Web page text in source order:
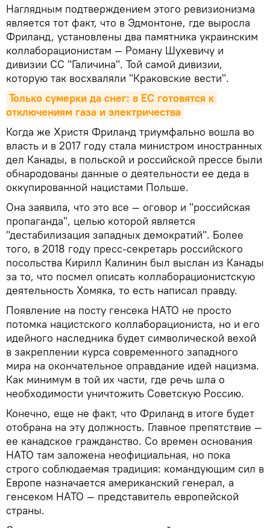
Наглядным подтверждением этого ревизионизма
является тот факт, что в Эдмонтоне, где выросла
Фриланд, установлены два памятника украинским
коллаборационистам — Роману Шухевичу и
дивизии СС "Галичина". Той самой дивизии,
которую так восхваляли "Краковские вести".
Только сумерки да снег: в ЕС готовятся к
отключениям газа и электричества
Когда же Христя Фриланд триумфально вошла во
власть и в 2017 году стала министром иностранных
дел Канады, в польской и российской прессе были
обнародованы данные о деятельности ее деда в
оккупированной нацистами Польше.
Она заявила, что это все — оговор и "российская
пропаганда", целью которой является
"дестабилизация западных демократий". Более
того, в 2018 году пресс-секретарь российского
посольства Кирилл Калинин был выслан из Канады
за то, что посмел описать коллаборационистскую
деятельность Хомяка, то есть написал правду.
Появление на посту генсека НАТО не просто
потомка нацистского коллаборациониста, но и его
идейного наследника будет символической вехой
в закреплении курса современного западного
мира на окончательное оправдание идей нацизма.
Как минимум в той их части, где речь шла о
необходимости уничтожить Советскую Россию.
Конечно, еще не факт, что Фриланд в итоге будет
отобрана на эту должность. Главное препятствие —
ее канадское гражданство. Со времен основания
НАТО там заложена неофициальная, но пока
строго соблюдаемая традиция: командующим сил в
Европе назначается американский генерал, а
генсеком НАТО — представитель европейской
страны.